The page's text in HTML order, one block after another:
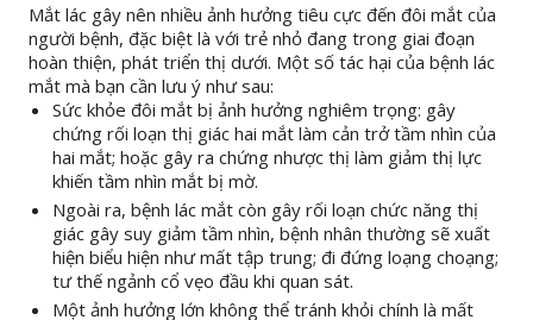
Mắt lác gây nên nhiều ảnh hưởng tiêu cực đến đôi mắt của
người bệnh, đặc biệt là với trẻ nhỏ đang trong giai đoạn
hoàn thiện, phát triển thị dưới. Một số tác hại của bệnh lác
mắt mà bạn cần lưu ý như sau:
Sức khỏe đôi mắt bị ảnh hưởng nghiêm trọng: gây
chứng rối loạn thị giác hai mắt làm cản trở tầm nhìn của
hai mắt; hoặc gây ra chứng nhược thị làm giảm thị lực
khiến tầm nhìn mắt bị mờ.
Ngoài ra, bệnh lác mắt còn gây rối loạn chức năng thị
giác gây suy giảm tầm nhìn, bệnh nhân thường sẽ xuất
hiện biểu hiện như mất tập trung; đi đứng loạng choạng;
tư thế ngảnh cổ vẹo đầu khi quan sát.
Một ảnh hưởng lớn không thể tránh khỏi chính là mất